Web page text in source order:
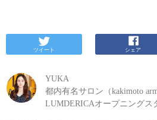
ツイート シェア
YUKA
都内有名サロン（kakimoto
LUMDERICAオープニングス